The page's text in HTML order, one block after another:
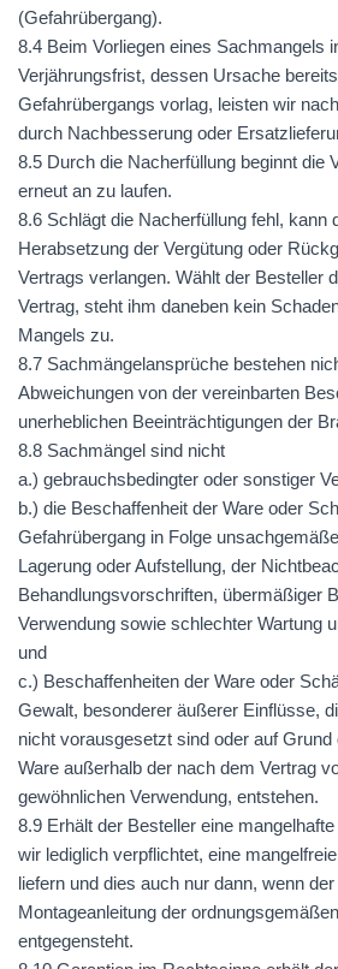
(Gefahrübergang).
8.4 Beim Vorliegen eines Sachmangels
Verjährungsfrist, dessen Ursache
Gefahrübergangs vorlag, leisten wir
durch Nachbesserung oder
8.5 Durch die Nacherfüllung beginnt die
erneut an zu laufen.
8.6 Schlägt die Nacherfüllung fehl, kann
Herabsetzung der Vergütung oder
Vertrags verlangen. Wählt der Besteller
Vertrag, steht ihm daneben kein
Mangels zu.
8.7 Sachmängelansprüche bestehen
Abweichungen von der vereinbarten
unerheblichen Beeinträchtigungen der
8.8 Sachmängel sind nicht
a.) gebrauchsbedingter oder sonstiger
b.) die Beschaffenheit der Ware oder
Gefahrübergang in Folge
Lagerung oder Aufstellung, der
Behandlungsvorschriften, übermäßiger
Verwendung sowie schlechter Wartung
und
c.) Beschaffenheiten der Ware oder
Gewalt, besonderer äußerer Einflüsse,
nicht vorausgesetzt sind oder auf
Ware außerhalb der nach dem Vertrag
gewöhnlichen Verwendung, entstehen.
8.9 Erhält der Besteller eine
wir lediglich verpflichtet, eine
liefern und dies auch nur dann, wenn
Montageanleitung der
entgegensteht.